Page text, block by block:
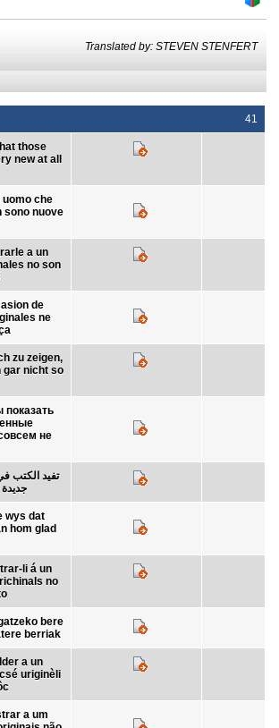
Translated by: STEVEN STENFERT
41
those
new at all
che
sono nuove
a un
no son
de
ne
zu zeigen,
gar nicht so
показать
не
تفيد الكتب
wys dat
hom glad
li á un
no
bere
berriak
a un
uriginèli
a um